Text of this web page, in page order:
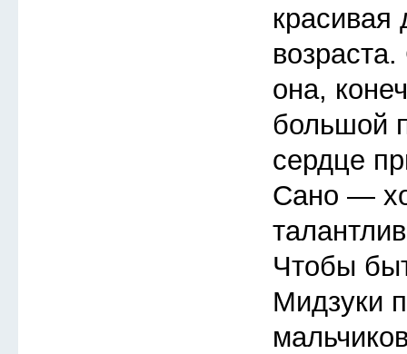
красивая
она,
большой
сердце
Сано —
Чтобы
Мидзуки